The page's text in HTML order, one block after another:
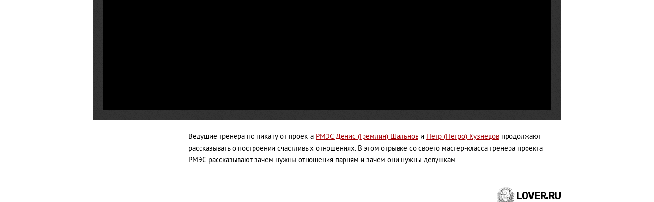
Ведущие тренера по пикапу от проекта РМЭС Денис (Гремлин) Шальнов и Петр (Петро) Кузнецов продолжают
рассказывать о построении счастливых отношениях. В этом отрывке со своего мастер-класса тренера проекта
РМЭС рассказывают зачем нужны отношения парням и зачем они нужны девушкам.
LOVER.RU